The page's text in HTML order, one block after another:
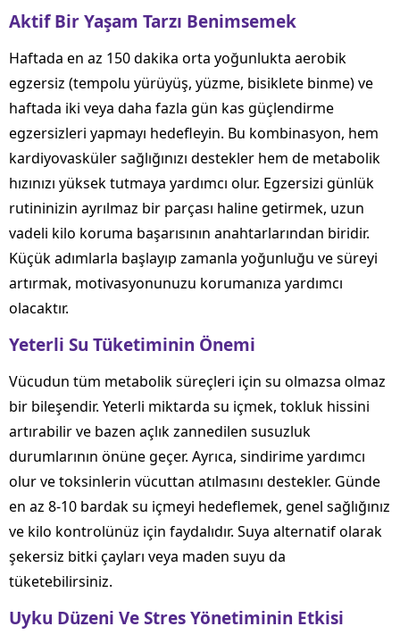
Aktif Bir Yaşam Tarzı Benimsemek
Haftada en az 150 dakika orta yoğunlukta aerobik
egzersiz (tempolu yürüyüş, yüzme, bisiklete binme) ve
haftada iki veya daha fazla gün kas güçlendirme
egzersizleri yapmayı hedefleyin. Bu kombinasyon, hem
kardiyovasküler sağlığınızı destekler hem de metabolik
hızınızı yüksek tutmaya yardımcı olur. Egzersizi günlük
rutininizin ayrılmaz bir parçası haline getirmek, uzun
vadeli kilo koruma başarısının anahtarlarından biridir.
Küçük adımlarla başlayıp zamanla yoğunluğu ve süreyi
artırmak, motivasyonunuzu korumanıza yardımcı
olacaktır.
Yeterli Su Tüketiminin Önemi
Vücudun tüm metabolik süreçleri için su olmazsa olmaz
bir bileşendir. Yeterli miktarda su içmek, tokluk hissini
artırabilir ve bazen açlık zannedilen susuzluk
durumlarının önüne geçer. Ayrıca, sindirime yardımcı
olur ve toksinlerin vücuttan atılmasını destekler. Günde
en az 8-10 bardak su içmeyi hedeflemek, genel sağlığınız
ve kilo kontrolünüz için faydalıdır. Suya alternatif olarak
şekersiz bitki çayları veya maden suyu da
tüketebilirsiniz.
Uyku Düzeni Ve Stres Yönetiminin Etkisi